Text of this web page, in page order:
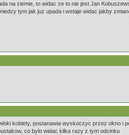
na ziemie, to widac ze to nie jest Jan
tym jak juz upada i wstaje widac jakby
kobiety, postanawia wyskoczyc przez okno i
co bylo widac kilka razy z tym odcinku